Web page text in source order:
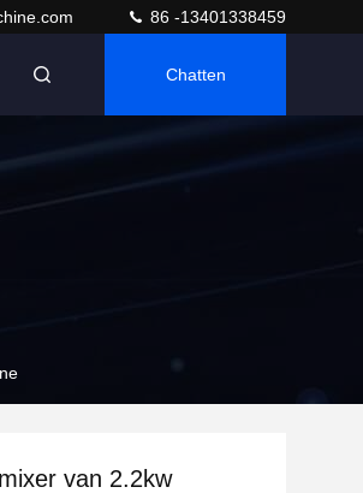
86 -13401338459
Chatten
van 2.2kw